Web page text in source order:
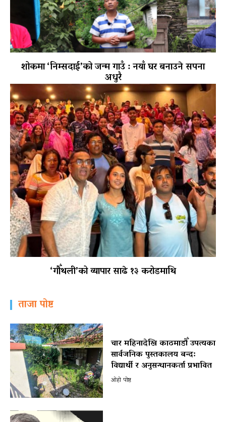
शोकमा ‘निम्सदाई’को जन्म गाउँ : नयाँ घर बनाउने सपना
अधुरै
‘गौँथली’को व्यापार साढे १३ करोडमाथि
ताजा पोष्ट
चार महिनादेखि काठमाडौँ उपत्यका
सार्वजनिक पुस्तकालय बन्द:
विद्यार्थी र अनुसन्धानकर्ता प्रभावित
ओहो पोष्ट